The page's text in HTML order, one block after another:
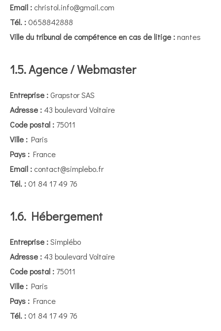
Email : christol.info@gmail.com
Tél. : 0658842888
Ville du tribunal de compétence en cas de litige :nantes
1.5. Agence / Webmaster
Entreprise : Grapstor SAS
Adresse : 43 boulevard Voltaire
Code postal : 75011
Ville : Paris
Pays : France
Email : contact@simplebo.fr
Tél. : 01 84 17 49 76
1.6. Hébergement
Entreprise :Simplébo
Adresse : 43 boulevard Voltaire
Code postal : 75011
Ville : Paris
Pays : France
Tél. : 01 84 17 49 76